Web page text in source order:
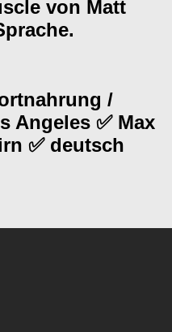
von Matt
/
Angeles ✅ Max
✅ deutsch